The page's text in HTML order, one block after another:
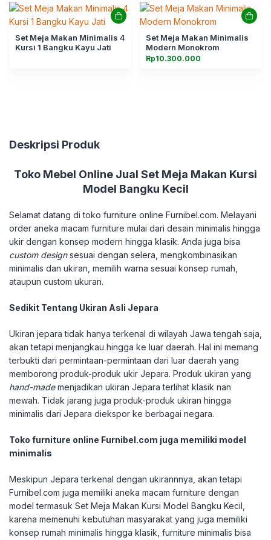
Set Meja Makan Minimalis 4
Kursi 1 Bangku Kayu Jati
Set Meja Makan Minimalis
Modern Monokrom
Rp10.300.000
Deskripsi Produk
Toko Mebel Online Jual Set Meja Makan Kursi
Model Bangku Kecil
Selamat datang di toko furniture online Furnibel.com. Melayani
order aneka macam furniture mulai dari desain minimalis hingga
ukir dengan konsep modern hingga klasik. Anda juga bisa
custom designsesuai dengan selera, mengkombinasikan
minimalis dan ukiran, memilih warna sesuai konsep rumah,
ataupun custom ukuran.
Sedikit Tentang Ukiran Asli Jepara
Ukiran jepara tidak hanya terkenal di wilayah Jawa tengah saja,
akan tetapi menjangkau hingga ke luar daerah. Hal ini memang
terbukti dari permintaan-permintaan dari luar daerah yang
memborong produk-produk ukir Jepara. Produk ukiran yang
hand-mademenjadikan ukiran Jepara terlihat klasik nan
mewah. Tidak jarang juga produk-produk ukiran hingga
minimalis dari Jepara diekspor ke berbagai negara.
Toko furniture online Furnibel.com juga memiliki model
minimalis
Meskipun Jepara terkenal dengan ukirannnya, akan tetapi
Furnibel.com juga memiliki aneka macam furniture dengan
model termasuk Set Meja Makan Kursi Model Bangku Kecil,
karena memenuhi kebutuhan masyarakat yang juga memiliki
konsep rumah minimalis hingga klasik, furniture minimalis bisa